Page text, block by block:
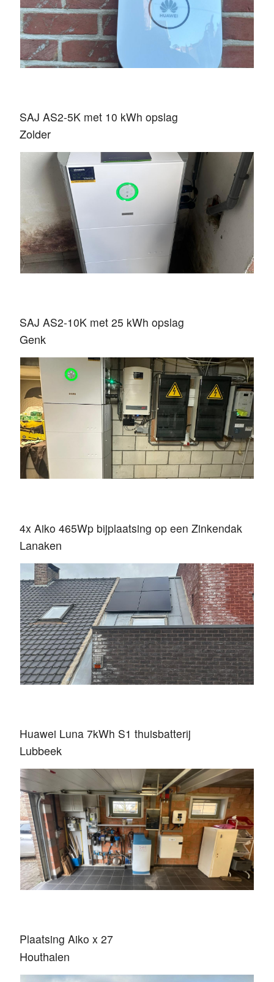
SAJ AS2-5K met 10 kWh opslag
Zolder
SAJ AS2-10K met 25 kWh opslag
Genk
4x Aiko 465Wp bijplaatsing op een Zinkendak
Lanaken
Huawei Luna 7kWh S1 thuisbatterij
Lubbeek
Plaatsing Aiko x 27
Houthalen